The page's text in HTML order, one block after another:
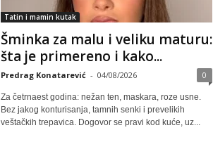
Tatin i mamin kutak
Šminka za malu i veliku maturu:
šta je primereno i kako...
Predrag Konatarević - 04/08/2026 0
Za četrnaest godina: nežan ten, maskara, roze usne.
Bez jakog konturisanja, tamnih senki i prevelikih
veštačkih trepavica. Dogovor se pravi kod kuće, uz...